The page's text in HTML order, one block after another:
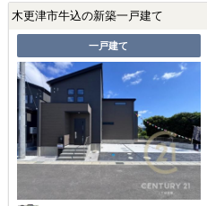
木更津市牛込の新築一戸建て
一戸建て